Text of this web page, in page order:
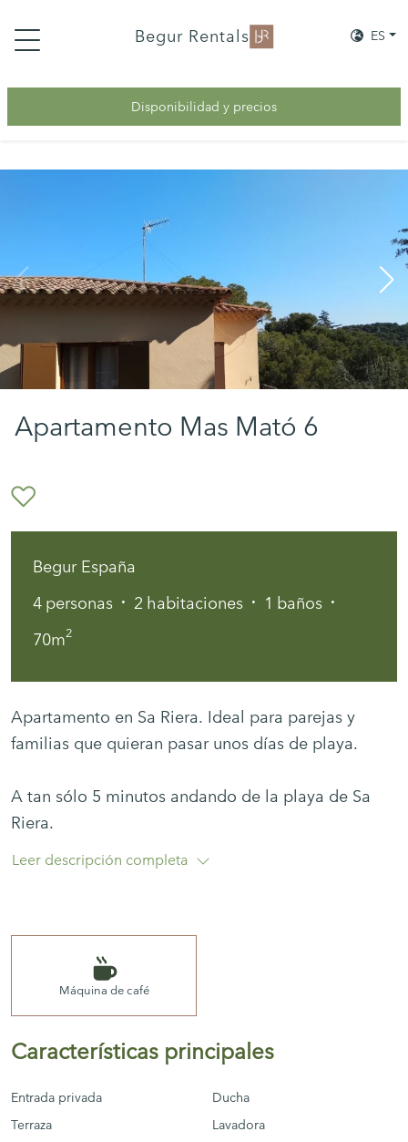
Begur Rentals ES
Disponibilidad y precios
Apartamento Mas Mató 6
Begur España
4 personas · 2 habitaciones · 1 baños ·
70m2
Apartamento en Sa Riera. Ideal para parejas y
familias que quieran pasar unos días de playa.
A tan sólo 5 minutos andando de la playa de Sa
Riera.
El apartamento es de los años 70 pero equipado
2 dormitorios (1 dormitorio con cama de
comedor
Leer descripción completa
Máquina de café
Características principales
Entrada privada
Terraza
Ducha
Lavadora